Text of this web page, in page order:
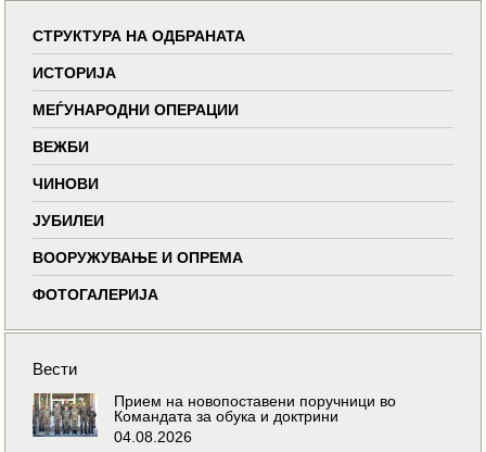
СТРУКТУРА НА ОДБРАНАТА
ИСТОРИЈА
МЕЃУНАРОДНИ ОПЕРАЦИИ
ВЕЖБИ
ЧИНОВИ
ЈУБИЛЕИ
ВООРУЖУВАЊЕ И ОПРЕМА
ФОТОГАЛЕРИЈА
Вести
Прием на новопоставени поручници во
Командата за обука и доктрини
04.08.2026